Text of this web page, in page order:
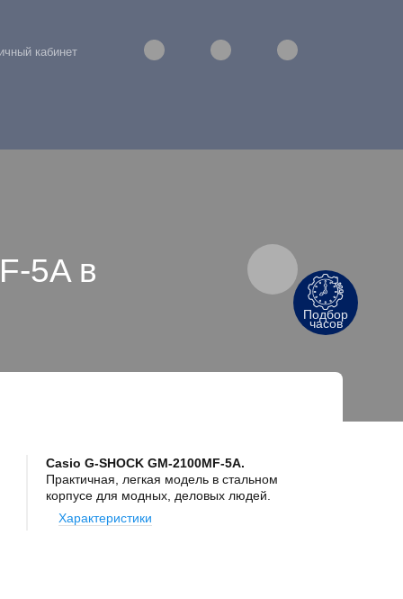
кабинет
5A в
Casio G-SHOCK GM-2100MF-5A.
Практичная, легкая модель в стальном
корпусе для модных, деловых людей.
Характеристики
Подбор
часов